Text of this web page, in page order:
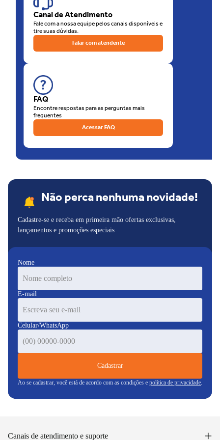
de nossas lojas físicas, há a opção de retirar sua compra na loja.
O que está esperando? Venha para as Lojas Unilar!
Canal de Atendimento
Fale com a nossa equipe pelos canais disponíveis e
tire suas dúvidas.
Falar com atendente
FAQ
Encontre respostas para as perguntas mais
frequentes
Acessar FAQ
Não perca nenhuma novidade!
Cadastre-se e receba em primeira mão ofertas exclusivas,
lançamentos e promoções especiais
Nome
E-mail
Celular/WhatsApp
Cadastrar
Ao se cadastrar, você está de acordo com as condições e política de privacidade
Canais de atendimento e suporte +